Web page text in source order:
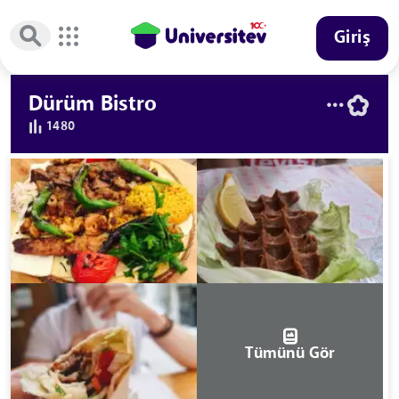
Giriş
Dürüm Bistro
1480
Tümünü Gör